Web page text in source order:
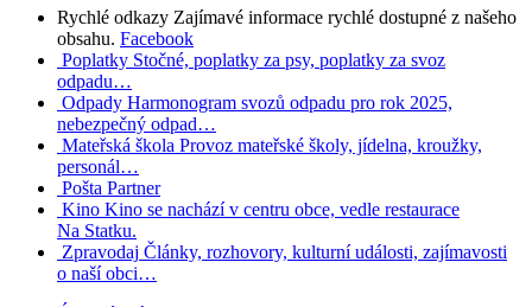
Rychlé odkazy Zajímavé informace rychlé dostupné z našeho
obsahu. Facebook
Poplatky Stočné, poplatky za psy, poplatky za svoz
odpadu…
Odpady Harmonogram svozů odpadu pro rok 2025,
nebezpečný odpad…
Mateřská škola Provoz mateřské školy, jídelna, kroužky,
personál…
Pošta Partner
Kino Kino se nachází v centru obce, vedle restaurace
Na Statku.
Zpravodaj Články, rozhovory, kulturní události, zajímavosti
o naší obci…